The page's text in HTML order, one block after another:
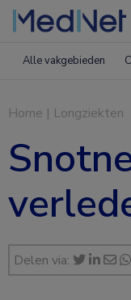
Alle vakgebieden
Home | Longziekten
Delen via: